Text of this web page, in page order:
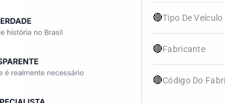
🔴Tipo De Veículo
🔴Fabricante
🔴Código Do